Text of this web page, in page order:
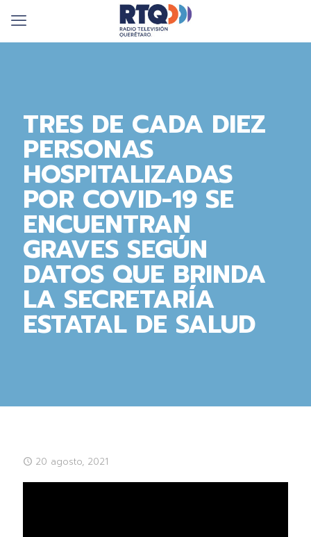
TRES DE CADA DIEZ
PERSONAS
HOSPITALIZADAS
POR COVID-19 SE
ENCUENTRAN
GRAVES SEGÚN
DATOS QUE BRINDA
LA SECRETARÍA
ESTATAL DE SALUD
20 agosto, 2021